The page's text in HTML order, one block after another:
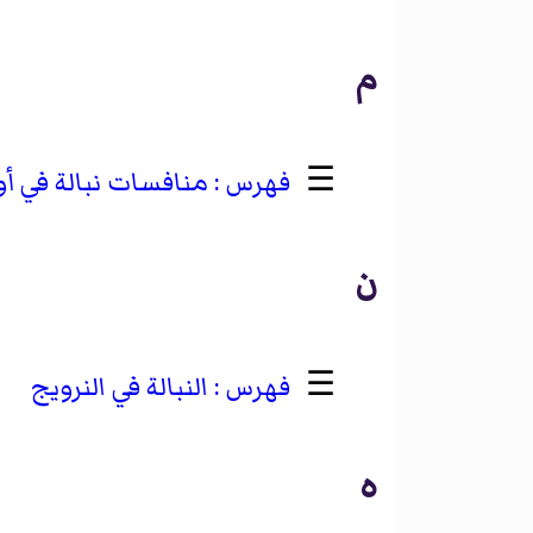
م
☰ منافسات نبالة في
ن
☰ النبالة في النرويج
ه